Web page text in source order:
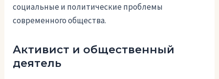
социальные и политические проблемы
современного общества.
Активист и общественный
деятель